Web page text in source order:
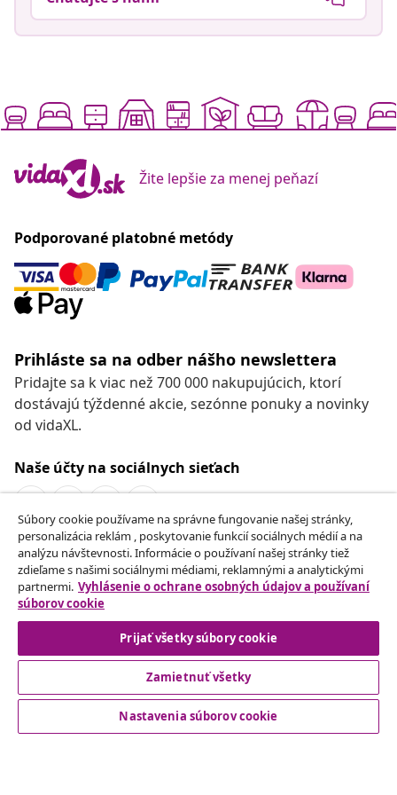
Žite lepšie za menej peňazí
Podporované platobné metódy
Prihláste sa na odber nášho newslettera
Pridajte sa k viac než 700 000 nakupujúcich, ktorí
dostávajú týždenné akcie, sezónne ponuky a novinky
od vidaXL.
Naše účty na sociálnych sieťach
Odstúpenie od zmluvy
Odošlite žiadosť o odstúpenie od vašej objednávky.
Odstúpenie od zmluvy
Zákaznícky Servis
Súbory cookie používame na správne fungovanie našej stránky,
personalizácia reklám , poskytovanie funkcií sociálnych médií a na
analýzu návštevnosti. Informácie o používaní našej stránky tiež
zdieľame s našimi sociálnymi médiami, reklamnými a analytickými
partnermi. Vyhlásenie o ochrane osobných údajov a používaní
súborov cookie
Prijať všetky súbory cookie
Zamietnuť všetky
Nastavenia súborov cookie